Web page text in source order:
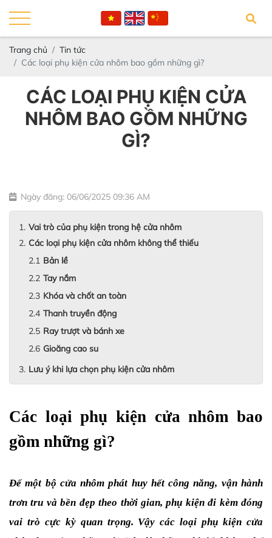
Trang chủ
Tin tức
Các loại phụ kiện cửa nhôm bao gồm những gì?
CÁC LOẠI PHỤ KIỆN CỬA
NHÔM BAO GỒM NHỮNG
GÌ?
Ngày đăng: 06/06/2025 09:36 AM
Vai trò của phụ kiện trong hệ cửa nhôm
Các loại phụ kiện cửa nhôm không thể thiếu
Bản lề
Tay nắm
Khóa và chốt an toàn
Thanh truyền động
Ray trượt và bánh xe
Gioăng cao su
Lưu ý khi lựa chọn phụ kiện cửa nhôm
Các loại phụ kiện cửa nhôm bao
gồm những gì?
Để một bộ cửa nhôm phát huy hết công năng, vận hành
trơn tru và bền đẹp theo thời gian, phụ kiện đi kèm đóng
vai trò cực kỳ quan trọng. Vậy các loại phụ kiện cửa